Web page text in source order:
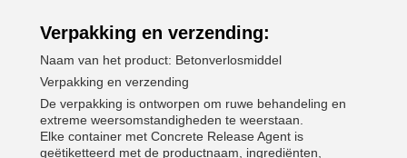
Verpakking en verzending:
Naam van het product: Betonverlosmiddel
Verpakking en verzending
De verpakking is ontworpen om ruwe behandeling en
extreme weersomstandigheden te weerstaan.
Elke container met Concrete Release Agent is
geëtiketteerd met de productnaam, ingrediënten,